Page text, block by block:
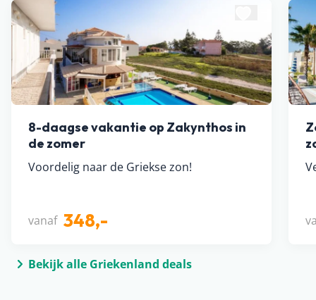
8-daagse vakantie op Zakynthos in
de zomer
Voordelig naar de Griekse zon!
vanaf 348,-
Bekijk alle Griekenland deals